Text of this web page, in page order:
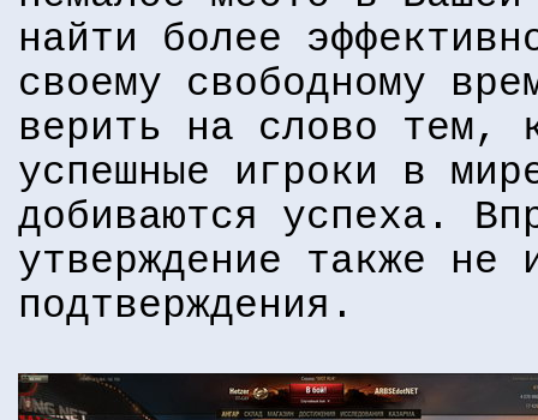
найти более
своему свободному
верить на слово тем,
успешные игроки в
добиваются успеха.
утверждение также не
подтверждения.